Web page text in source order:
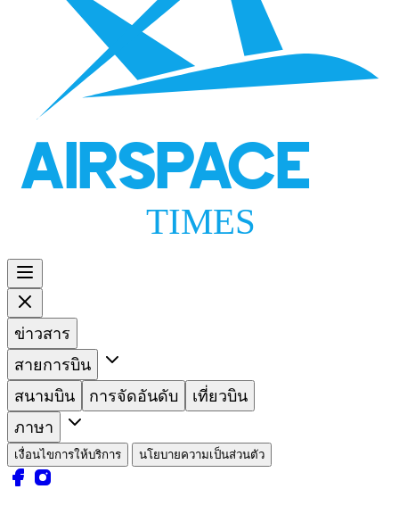
AIRSPACE
TIMES
ข่าวสาร
สายการบิน
สนามบิน
การจัดอันดับ
เที่ยวบิน
ภาษา
เงื่อนไขการให้บริการ นโยบายความเป็นส่วนตัว